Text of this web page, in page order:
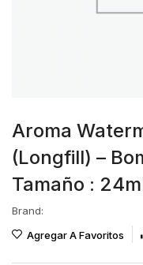
Aroma
(Longfill) –
Tamaño :
Brand:
Agregar A Favoritos